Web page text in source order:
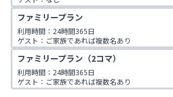
ファミリープラン
利用時間：24時間365日
ゲスト：ご家族であれば複数名あり
※ご入会時にご家族名の登録をお願いしており
族が対象です。
ファミリープラン（2コマ）
利用時間：24時間365日
ゲスト：ご家族であれば複数名あり
※ご入会時にご家族名の登録をお願いしており